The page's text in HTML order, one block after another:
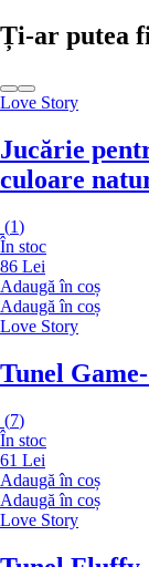
Ți-ar putea
Love Story
Jucărie
culoare
(1)
În stoc
86 Lei
Adaugă în coș
Adaugă în coș
Love Story
Tunel Game
(7)
În stoc
61 Lei
Adaugă în coș
Adaugă în coș
Love Story